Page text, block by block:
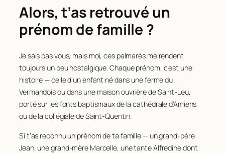
Alors, t’as retrouvé un
prénom de famille ?
Je sais pas vous, mais moi, ces palmarès me rendent
toujours un peu nostalgique. Chaque prénom, c’est une
histoire — celle d’un enfant né dans une ferme du
Vermandois ou dans une maison ouvrière de Saint-Leu,
porté sur les fonts baptismaux de la cathédrale d’Amiens
ou de la collégiale de Saint-Quentin.
Si t’as reconnu un prénom de ta famille — un grand-père
Jean, une grand-mère Marcelle, une tante Alfredine dont